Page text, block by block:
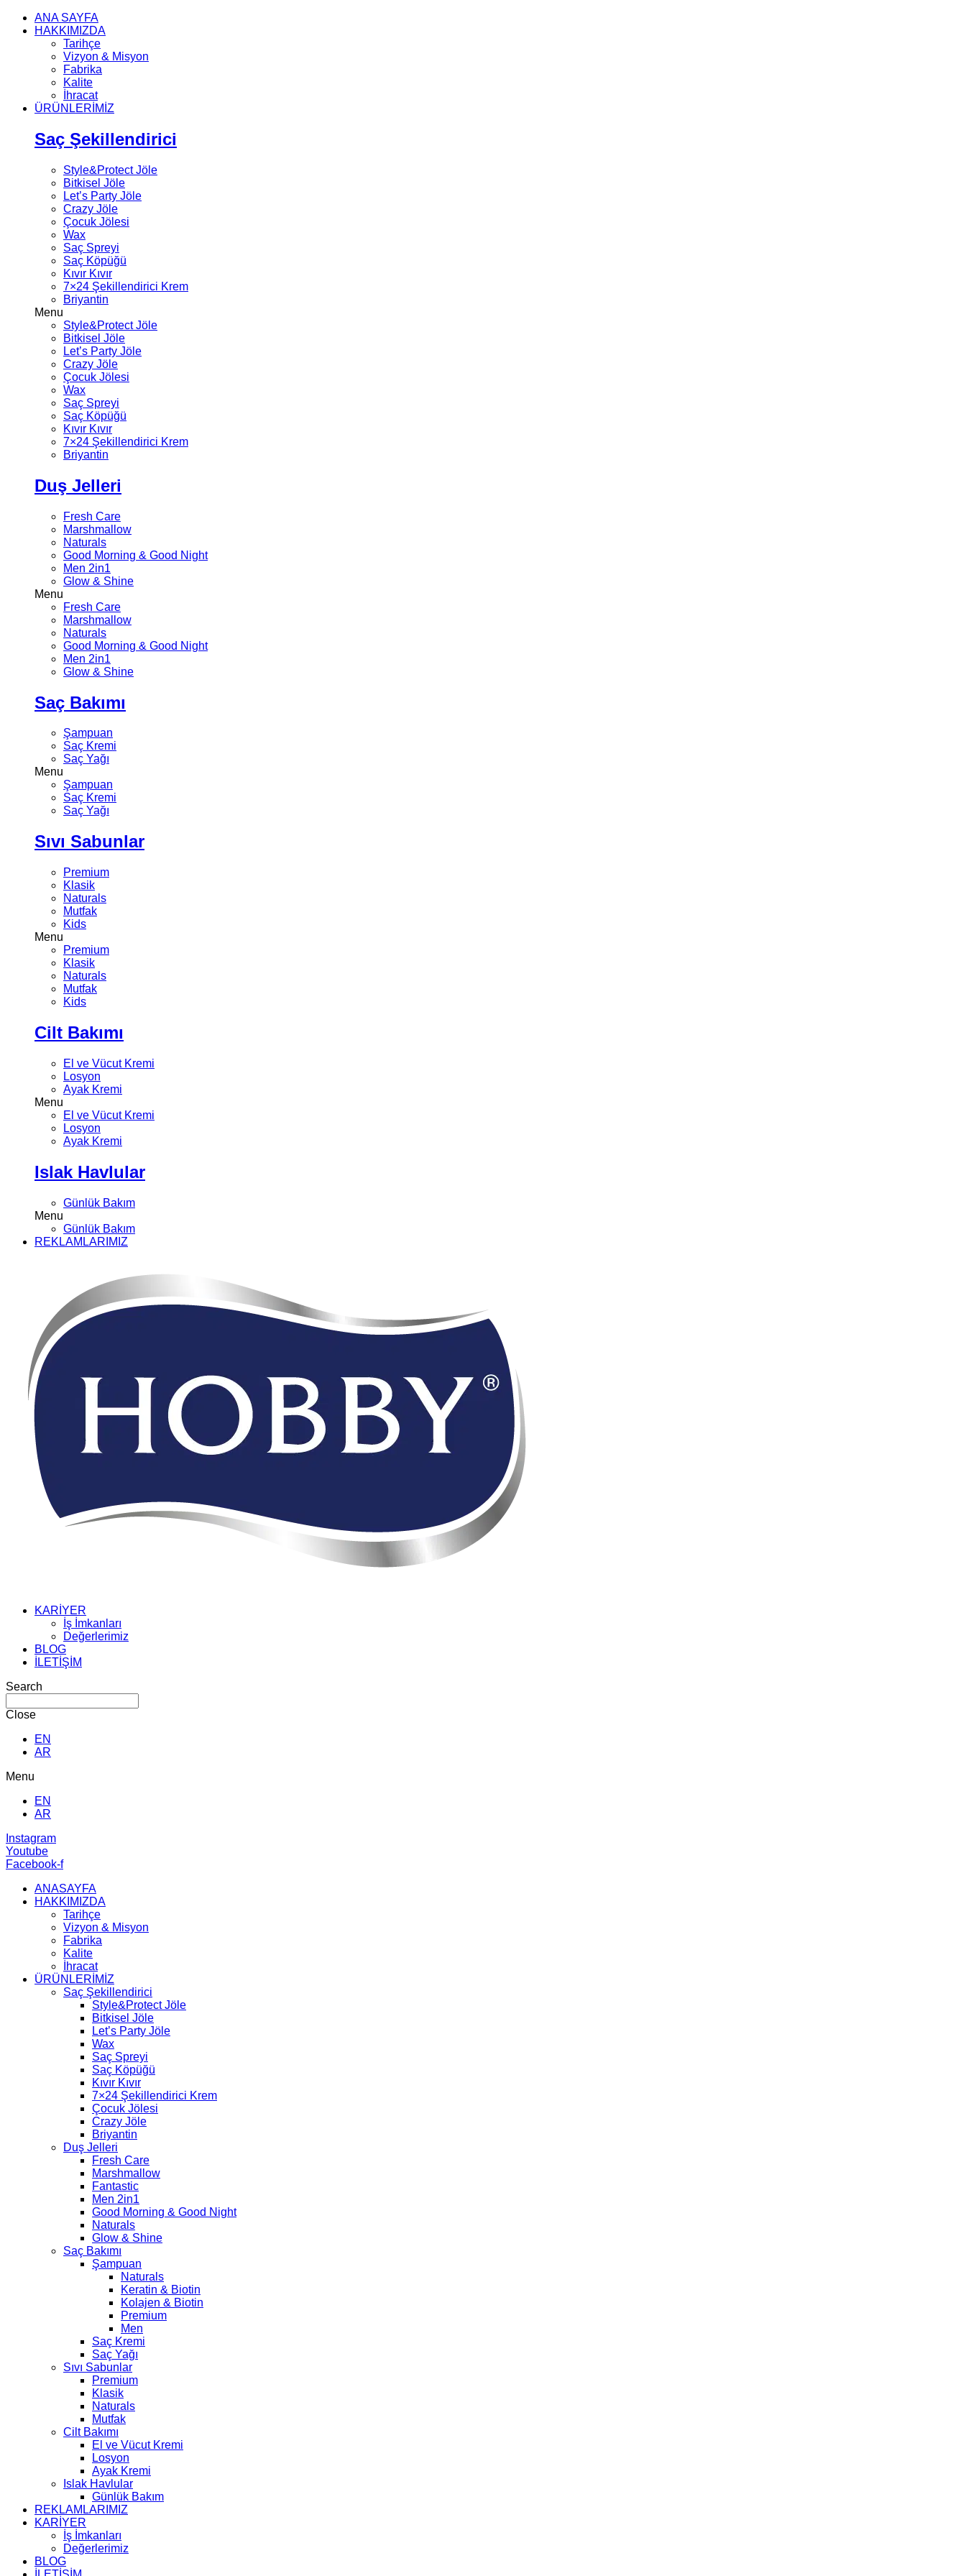
ANA SAYFA
HAKKIMIZDA
Tarihçe
Vizyon & Misyon
Fabrika
Kalite
İhracat
ÜRÜNLERİMİZ
Saç Şekillendirici
Style&Protect Jöle
Bitkisel Jöle
Let’s Party Jöle
Crazy Jöle
Çocuk Jölesi
Wax
Saç Spreyi
Saç Köpüğü
Kıvır Kıvır
7×24 Şekillendirici Krem
Briyantin
Menu
Style&Protect Jöle
Bitkisel Jöle
Let’s Party Jöle
Crazy Jöle
Çocuk Jölesi
Wax
Saç Spreyi
Saç Köpüğü
Kıvır Kıvır
7×24 Şekillendirici Krem
Briyantin
Duş Jelleri
Fresh Care
Marshmallow
Naturals
Good Morning & Good Night
Men 2in1
Glow & Shine
Menu
Fresh Care
Marshmallow
Naturals
Good Morning & Good Night
Men 2in1
Glow & Shine
Saç Bakımı
Şampuan
Saç Kremi
Saç Yağı
Menu
Şampuan
Saç Kremi
Saç Yağı
Sıvı Sabunlar
Premium
Klasik
Naturals
Mutfak
Kids
Menu
Premium
Klasik
Naturals
Mutfak
Kids
Cilt Bakımı
El ve Vücut Kremi
Losyon
Ayak Kremi
Menu
El ve Vücut Kremi
Losyon
Ayak Kremi
Islak Havlular
Günlük Bakım
Menu
Günlük Bakım
REKLAMLARIMIZ
KARİYER
İş İmkanları
Değerlerimiz
BLOG
İLETİŞİM
Search
Close
EN
AR
Menu
EN
AR
Instagram
Youtube
Facebook-f
ANASAYFA
HAKKIMIZDA
Tarihçe
Vizyon & Misyon
Fabrika
Kalite
İhracat
ÜRÜNLERİMİZ
Saç Şekillendirici
Style&Protect Jöle
Bitkisel Jöle
Let’s Party Jöle
Wax
Saç Spreyi
Saç Köpüğü
Kıvır Kıvır
7×24 Şekillendirici Krem
Çocuk Jölesi
Crazy Jöle
Briyantin
Duş Jelleri
Fresh Care
Marshmallow
Fantastic
Men 2in1
Good Morning & Good Night
Naturals
Glow & Shine
Saç Bakımı
Şampuan
Naturals
Keratin & Biotin
Kolajen & Biotin
Premium
Men
Saç Kremi
Saç Yağı
Sıvı Sabunlar
Premium
Klasik
Naturals
Mutfak
Cilt Bakımı
El ve Vücut Kremi
Losyon
Ayak Kremi
Islak Havlular
Günlük Bakım
REKLAMLARIMIZ
KARİYER
İş İmkanları
Değerlerimiz
BLOG